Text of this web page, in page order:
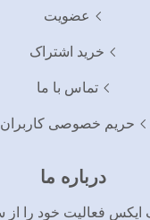
عضویت
خرید اشتراک
تماس با ما
حریم خصوصی کاربران
درباره ما